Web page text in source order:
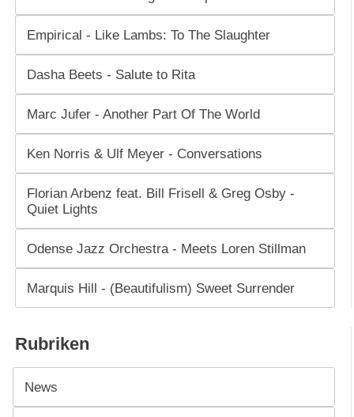
Empirical - Like Lambs: To The Slaughter
Dasha Beets - Salute to Rita
Marc Jufer - Another Part Of The World
Ken Norris & Ulf Meyer - Conversations
Florian Arbenz feat. Bill Frisell & Greg Osby -
Quiet Lights
Odense Jazz Orchestra - Meets Loren Stillman
Marquis Hill - (Beautifulism) Sweet Surrender
Rubriken
News